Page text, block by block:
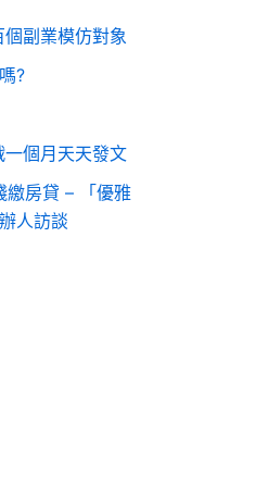
副業模仿對象
?
個月天天發文
房貸 – 「優雅
人訪談